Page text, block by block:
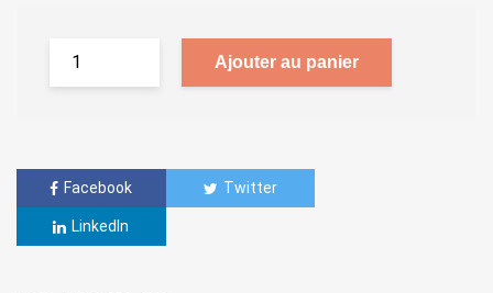
Ajouter au panier
Facebook Twitter
LinkedIn